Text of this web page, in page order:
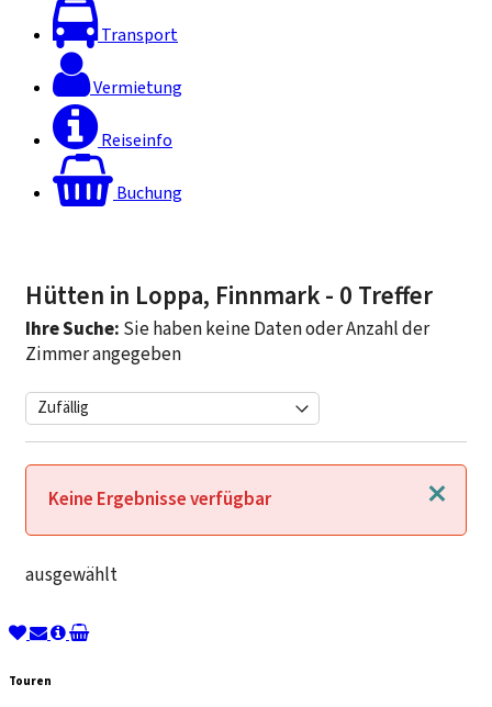
Transport
Vermietung
Reiseinfo
Buchung
Hütten in Loppa, Finnmark- 0 Treffer
Ihre Suche: Sie haben keine Daten oder Anzahl der
Zimmer angegeben
Schließen
Keine Ergebnisse verfügbar
ausgewählt
Touren